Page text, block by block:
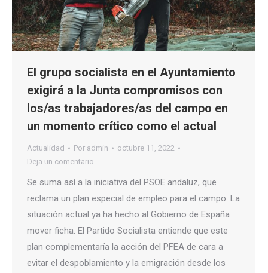
El grupo socialista en el Ayuntamiento
exigirá a la Junta compromisos con
los/as trabajadores/as del campo en
un momento crítico como el actual
Actualidad Por admin
octubre 11, 2022
Deja un comentario
Se suma así a la iniciativa del PSOE andaluz, que
reclama un plan especial de empleo para el campo. La
situación actual ya ha hecho al Gobierno de España
mover ficha. El Partido Socialista entiende que este
plan complementaría la acción del PFEA de cara a
evitar el despoblamiento y la emigración desde los